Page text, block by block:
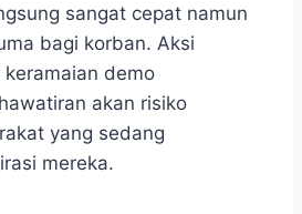
sangat cepat namun
bagi korban. Aksi
demo
akan risiko
yang sedang
mereka.